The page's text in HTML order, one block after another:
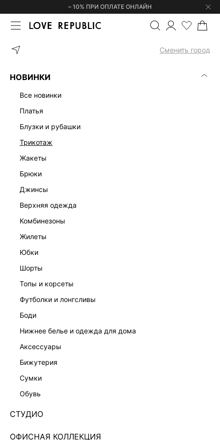
– 10% ПРИ ОПЛАТЕ ОНЛАЙН
Сменить город
НОВИНКИ
все новинки
платья
блузки и рубашки
трикотаж
жакеты
брюки
джинсы
верхняя одежда
комбинезоны
жилеты
юбки
шорты
топы и корсеты
футболки и лонгсливы
боди
нижнее белье и одежда для дома
аксессуары
бижутерия
сумки
обувь
СТУДИО
ОФИСНАЯ КОЛЛЕКЦИЯ
ГЛАВНАЯ БРЮКИ ИЗ ЭКОКОЖИ
ЭКСКЛЮЗИВНО ОНЛАЙН
БРЮКИ ИЗ ЭКОКОЖИ 5450220738-50
Нет в наличии
ЦВЕТ:ЧЕРНЫЙ